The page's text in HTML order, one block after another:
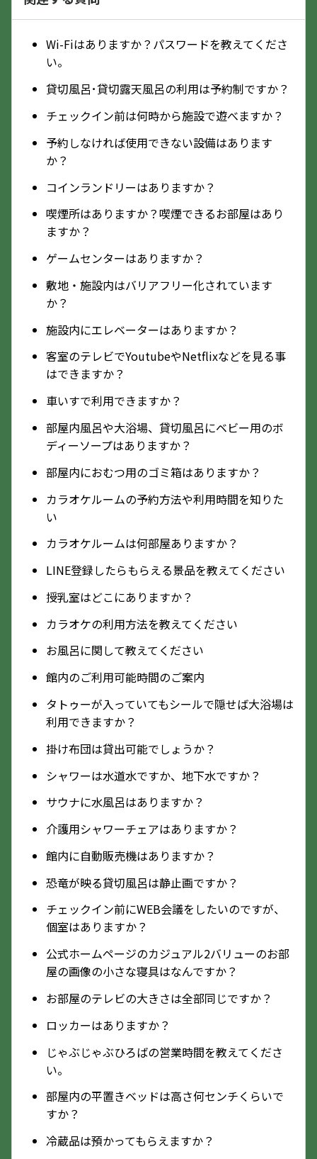
Wi-Fiはありますか？パスワードを教えてくださ
い。
貸切風呂･貸切露天風呂の利用は予約制ですか？
チェックイン前は何時から施設で遊べますか？
予約しなければ使用できない設備はあります
か？
コインランドリーはありますか？
喫煙所はありますか？喫煙できるお部屋はあり
ますか？
ゲームセンターはありますか？
敷地・施設内はバリアフリー化されています
か？
施設内にエレベーターはありますか？
客室のテレビでYoutubeやNetflixなどを見る事
はできますか？
車いすで利用できますか？
部屋内風呂や大浴場、貸切風呂にベビー用のボ
ディーソープはありますか？
部屋内におむつ用のゴミ箱はありますか？
カラオケルームの予約方法や利用時間を知りた
い
カラオケルームは何部屋ありますか？
LINE登録したらもらえる景品を教えてください
授乳室はどこにありますか？
カラオケの利用方法を教えてください
お風呂に関して教えてください
館内のご利用可能時間のご案内
タトゥーが入っていてもシールで隠せば大浴場は
利用できますか？
掛け布団は貸出可能でしょうか？
シャワーは水道水ですか、地下水ですか？
サウナに水風呂はありますか？
介護用シャワーチェアはありますか？
館内に自動販売機はありますか？
恐竜が映る貸切風呂は静止画ですか？
チェックイン前にWEB会議をしたいのですが、
個室はありますか？
公式ホームページのカジュアル2バリューのお部
屋の画像の小さな寝具はなんですか？
お部屋のテレビの大きさは全部同じですか？
ロッカーはありますか？
じゃぶじゃぶひろばの営業時間を教えてくださ
い。
部屋内の平置きベッドは高さ何センチくらいで
すか？
冷蔵品は預かってもらえますか？